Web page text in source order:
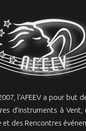
l’AFEEV a pour but
d’instruments à
et des Rencontres